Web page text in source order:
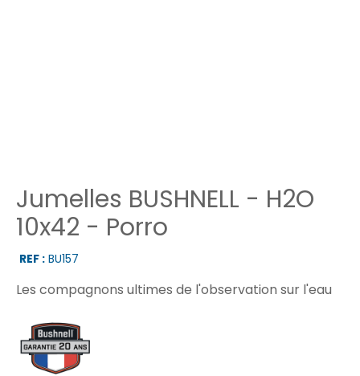
Jumelles BUSHNELL - H2O
10x42 - Porro
REF : BU157
Les compagnons ultimes de l'observation sur l'eau